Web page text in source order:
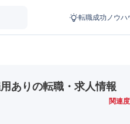
転職成功ノウハ
ありの転職・求人情報
関連